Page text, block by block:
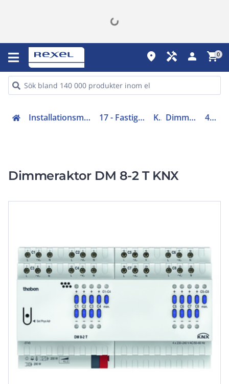
place handyman person shopping_cart0
Installationsmateriel (11-15, 17, 18) 17 - Fastighetsautomation KNX Dimmeraktor KNX 4940285
Dimmeraktor DM 8-2 T KNX